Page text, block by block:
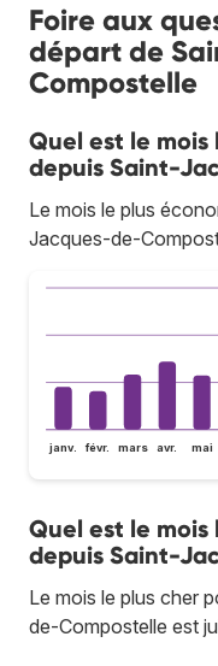
Foire aux
départ de
Compostelle
Quel est le
depuis Saint-
Le mois le plus
Jacques-de-
janv. févr. mars avr. mai
Quel est le
depuis Saint-
Le mois le plus cher
de-Compostelle est